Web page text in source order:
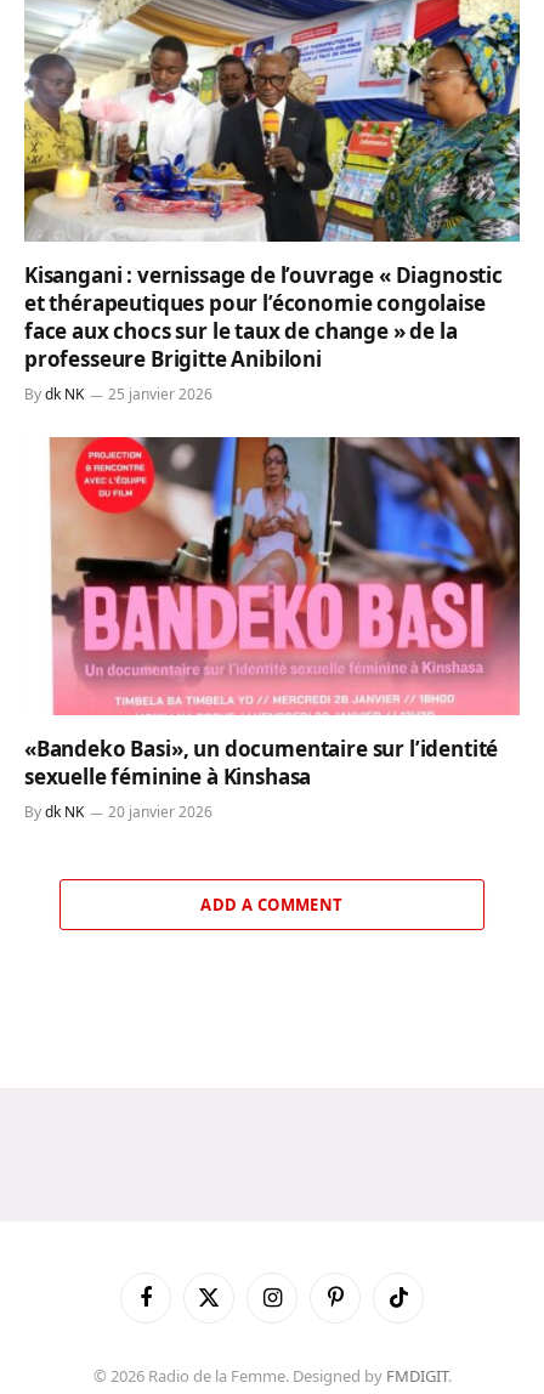
Kisangani : vernissage de l’ouvrage « Diagnostic
et thérapeutiques pour l’économie congolaise
face aux chocs sur le taux de change » de la
professeure Brigitte Anibiloni
Bydk NK 25 janvier 2026
«Bandeko Basi», un documentaire sur l’identité
sexuelle féminine à Kinshasa
Bydk NK 20 janvier 2026
ADD A COMMENT
FacebookX
InstagramPinterestTikTok
© 2026 Radio de la Femme. Designed by FMDIGIT.